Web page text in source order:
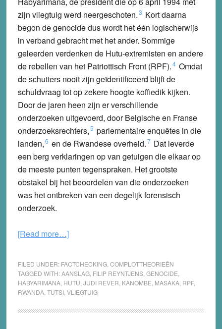
zijn vliegtuig werd neergeschoten.3 Kort daarna
begon de genocide dus wordt het één logischerwijs
in verband gebracht met het ander. Sommige
geleerden verdenken de Hutu-extremisten en andere
de rebellen van het Patriottisch Front (RPF).4 Omdat
de schutters nooit zijn geïdentificeerd blijft de
schuldvraag tot op zekere hoogte koffiedik kijken.
Door de jaren heen zijn er verschillende
onderzoeken uitgevoerd, door Belgische en Franse
onderzoeksrechters,5 parlementaire enquêtes in die
landen,6 en de Rwandese overheid.7 Dat leverde
een berg verklaringen op van getuigen die elkaar op
de meeste punten tegenspraken. Het grootste
obstakel bij het beoordelen van die onderzoeken
was het ontbreken van een degelijk forensisch
onderzoek.
[Read more…]about
stak
dertig
jaar
geleden
FILED UNDER: FACTCHECKING, COMPLOTTHEORIEËN
TAGGED WITH:AANSLAG, FILIP REYNTJENS, GENOCIDE
HABYARIMANA, HUTU JUDI REVER KANOMBE MASAKA, RPF,
RWANDA, TUTSI, VLIEGTUIG